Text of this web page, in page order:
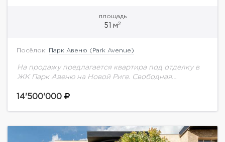
площадь
51 м2
Посёлок: Парк Авеню (Park Avenue)
На продажу предлагается квартира под отделку в
ЖК Парк Авеню на Новой Риге. Свободная
квартире высокие потолки, большая площадь
14'500'000